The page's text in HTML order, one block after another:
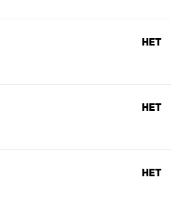
Нет
Нет
Нет